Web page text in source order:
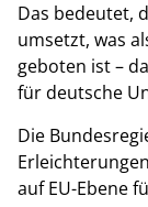
Das bedeutet,
umsetzt, was
geboten ist –
für deutsche
Die
auf EU-Ebene